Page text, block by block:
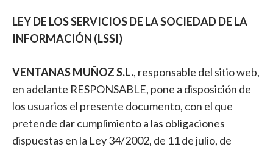
LEY DE LOS SERVICIOS DE LA SOCIEDAD DE LA
INFORMACIÓN (LSSI)
VENTANAS MUÑOZ S.L., responsable del sitio web,
en adelante RESPONSABLE, pone a disposición de
los usuarios el presente documento, con el que
pretende dar cumplimiento a las obligaciones
dispuestas en la Ley 34/2002, de 11 de julio, de